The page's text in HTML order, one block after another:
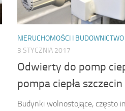
NIERUCHOMOŚCI I BUDOWNICTWO
3 STYCZNIA 2017
Odwierty do pomp
pompa ciepła szczecin
Budynki wolnostojące, często